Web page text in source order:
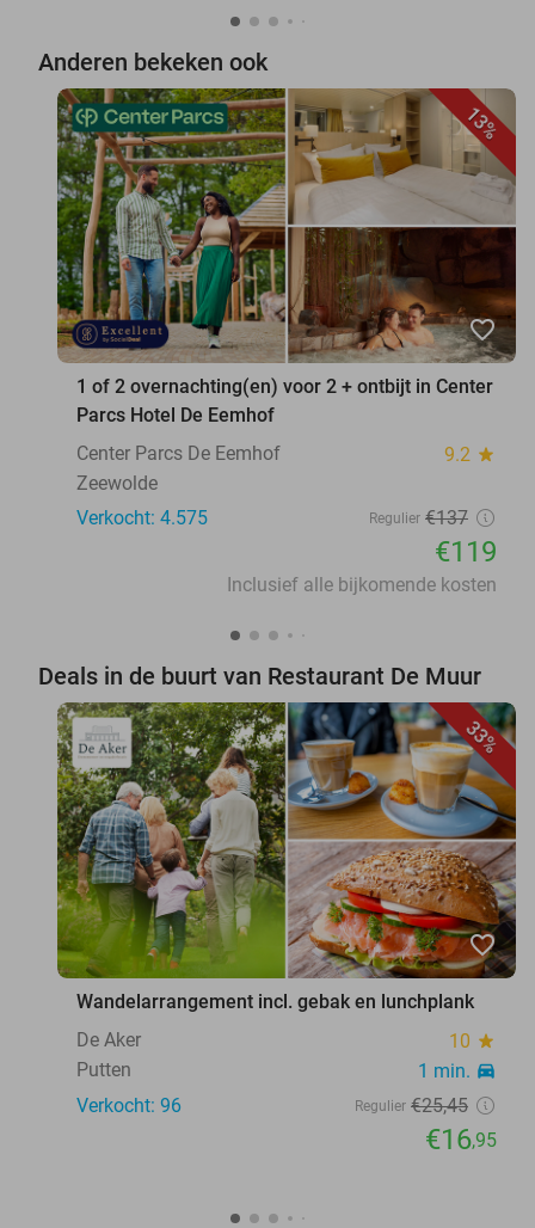
Anderen bekeken ook
13%
favorite_border
1 of 2 overnachting(en) voor 2 + ontbijt in Center
Parcs Hotel De Eemhof
Center Parcs De Eemhof
9.2 star
Zeewolde
Verkocht: 4.575
Regulier €137
€119
Inclusief alle bijkomende kosten
Deals in de buurt van Restaurant De Muur
33%
favorite_border
Wandelarrangement incl. gebak en lunchplank
De Aker
10 star
Putten 1 min. directions_car
Verkocht: 96 Regulier €25,45
€16,95